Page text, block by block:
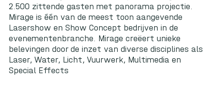
2.500 zittende gasten met panorama projectie.
Mirage is één van de meest toon aangevende
Lasershow en Show Concept bedrijven in de
evenementenbranche. Mirage creëert unieke
belevingen door de inzet van diverse disciplines als
Laser, Water, Licht, Vuurwerk, Multimedia en
Special Effects